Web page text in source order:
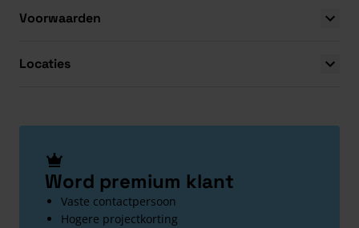
Voorwaarden
Locaties
Word premium klant
Vaste contactpersoon
Hogere projectkorting